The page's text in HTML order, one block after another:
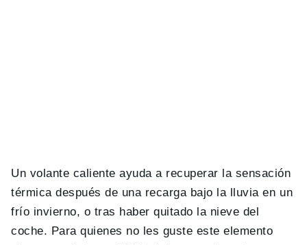
Un volante caliente ayuda a recuperar la sensación
térmica después de una recarga bajo la lluvia en un
frío invierno, o tras haber quitado la nieve del
coche. Para quienes no les guste este elemento